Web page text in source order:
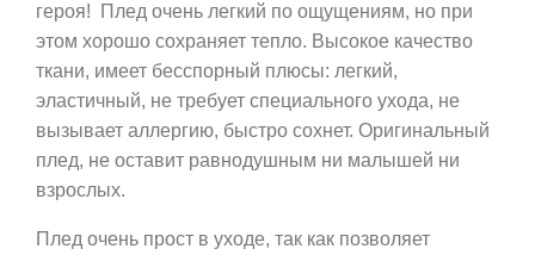
героя! Плед очень легкий по ощущениям, но при
этом хорошо сохраняет тепло. Высокое качество
ткани, имеет бесспорный плюсы: легкий,
эластичный, не требует специального ухода, не
вызывает аллергию, быстро сохнет. Оригинальный
плед, не оставит равнодушным ни малышей ни
взрослых.
Плед очень прост в уходе, так как позволяет